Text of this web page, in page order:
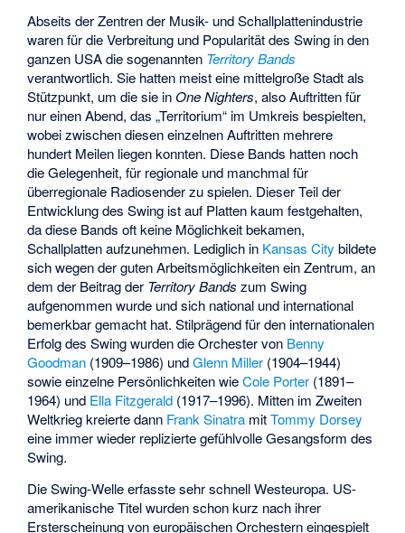
Abseits der Zentren der Musik- und Schallplattenindustrie
waren für die Verbreitung und Popularität des Swing in den
ganzen USA die sogenannten Territory Bands
verantwortlich. Sie hatten meist eine mittelgroße Stadt als
Stützpunkt, um die sie inOne Nighters, also Auftritten für
nur einen Abend, das „Territorium“ im Umkreis bespielten,
wobei zwischen diesen einzelnen Auftritten mehrere
hundert Meilen liegen konnten. Diese Bands hatten noch
die Gelegenheit, für regionale und manchmal für
überregionale Radiosender zu spielen. Dieser Teil der
Entwicklung des Swing ist auf Platten kaum festgehalten,
da diese Bands oft keine Möglichkeit bekamen,
Schallplatten aufzunehmen. Lediglich in Kansas City bildete
sich wegen der guten Arbeitsmöglichkeiten ein Zentrum, an
dem der Beitrag der Territory Bands zum Swing
aufgenommen wurde und sich national und international
bemerkbar gemacht hat. Stilprägend für den internationalen
Erfolg des Swing wurden die Orchester von Benny
Goodman (1909–1986) undGlenn Miller (1904–1944)
sowie einzelne Persönlichkeiten wieCole Porter (1891–
1964) und Ella Fitzgerald (1917–1996). Mitten im Zweiten
Weltkrieg kreierte dann Frank Sinatra mitTommy Dorsey
eine immer wieder replizierte gefühlvolle Gesangsform des
Swing.
Die Swing-Welle erfasste sehr schnell Westeuropa. US-
amerikanische Titel wurden schon kurz nach ihrer
Ersterscheinung von europäischen Orchestern eingespielt